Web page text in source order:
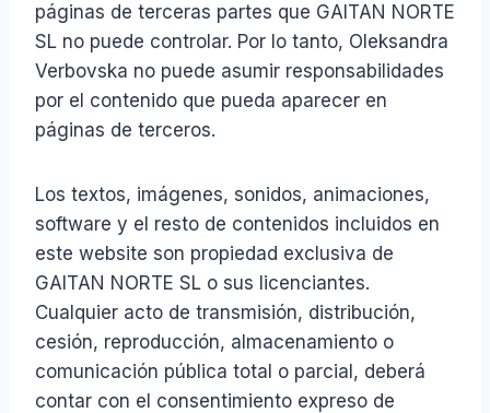
páginas de terceras partes que GAITAN NORTE
SL no puede controlar. Por lo tanto, Oleksandra
Verbovska no puede asumir responsabilidades
por el contenido que pueda aparecer en
páginas de terceros.
Los textos, imágenes, sonidos, animaciones,
software y el resto de contenidos incluidos en
este website son propiedad exclusiva de
GAITAN NORTE SL o sus licenciantes.
Cualquier acto de transmisión, distribución,
cesión, reproducción, almacenamiento o
comunicación pública total o parcial, deberá
contar con el consentimiento expreso de